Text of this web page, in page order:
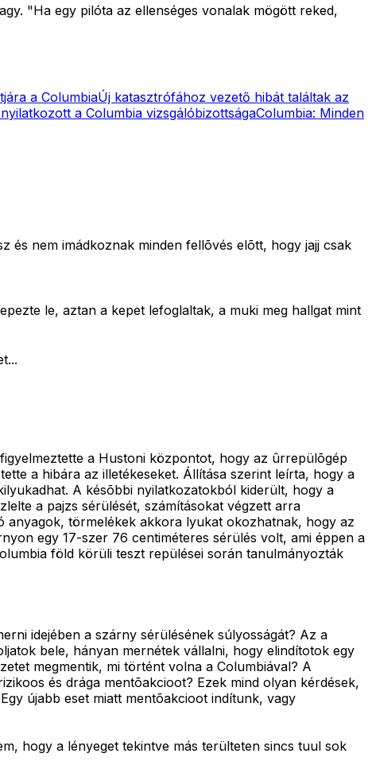
"Ha egy pilóta az ellenséges vonalak mögött reked,
a ColumbiaÚj katasztrófához vezető hibát találtak az
a Columbia vizsgálóbizottságaColumbia: Minden
és nem imádkoznak minden fellõvés elõtt, hogy jajj csak
le, aztan a kepet lefoglaltak, a muki meg hallgat mint
a Hustoni központot, hogy az ûrrepülõgép
a hibára az illetékeseket. Állítása szerint leírta, hogy a
A késõbbi nyilatkozatokból kiderült, hogy a
a pajzs sérülését, számításokat végzett arra
anyagok, törmelékek akkora lyukat okozhatnak, hogy az
egy 17-szer 76 centiméteres sérülés volt, ami éppen a
föld körüli teszt repülései során tanulmányozták
idejében a szárny sérülésének súlyosságát? Az a
bele, hányan mernétek vállalni, hogy elindítotok egy
megmentik, mi történt volna a Columbiával? A
és drága mentõakcioot? Ezek mind olyan kérdések,
újabb eset miatt mentõakcioot indítunk, vagy
hogy a lényeget tekintve más terülteten sincs tuul sok